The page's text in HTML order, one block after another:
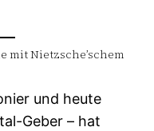
mit Nietzsche’schem
und heute
Geber – hat